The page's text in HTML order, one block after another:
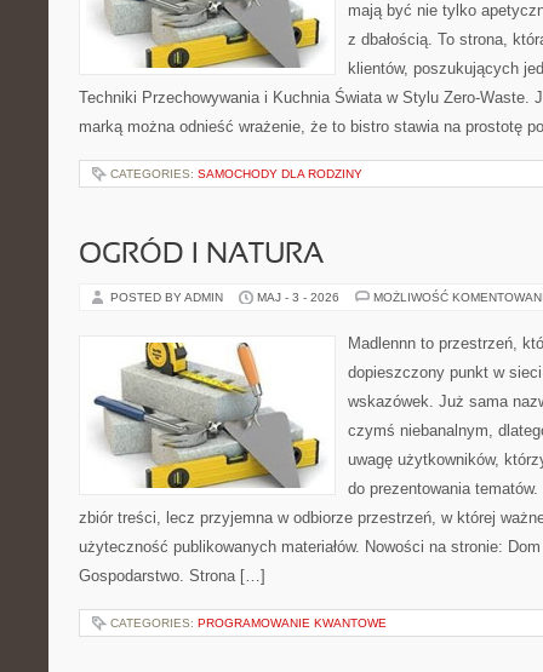
mają być nie tylko
z dbałością. To strona,
klientów, poszukujących
Techniki Przechowywania i Kuchnia Świata w Stylu Zero-Waste.
marką można odnieść wrażenie, że to bistro stawia na prostotę
CATEGORIES: SAMOCHODY DLA RODZINY
OGRÓD I NATURA
POSTED BY ADMIN MAJ - 3 - 2026 MOŻLIWOŚĆ
Madlennn to przestrzeń,
dopieszczony punkt w
wskazówek. Już sama
czymś niebanalnym,
uwagę użytkowników,
do prezentowania
zbiór treści, lecz przyjemna w odbiorze przestrzeń, w której
użyteczność publikowanych materiałów. Nowości na stronie:
Gospodarstwo. Strona […]
CATEGORIES: PROGRAMOWANIE KWANTOWE